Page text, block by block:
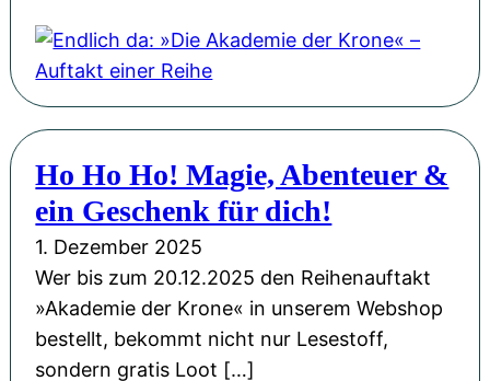
m
i
d
r
K
r
o
n
e
“
b
e
n
e
u
e
a
d
l
h
d
a
:
»
D
i
Ho Ho Ho! Magie, Abenteuer &
ein Geschenk für dich!
1. Dezember 2025
Wer bis zum 20.12.2025 den Reihenauftakt
»Akademie der Krone« in unserem Webshop
bestellt, bekommt nicht nur Lesestoff,
sondern gratis Loot […]